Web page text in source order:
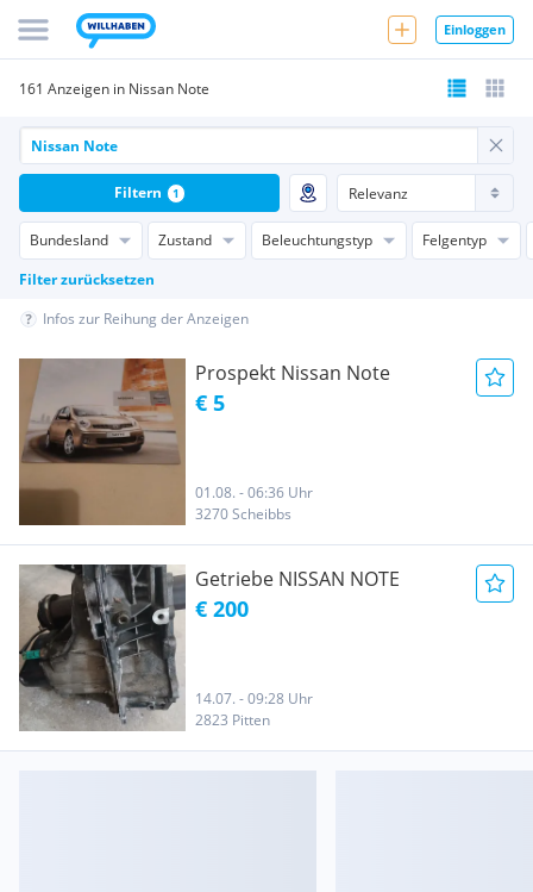
Einloggen
161 Anzeigen in Nissan Note
Bundesland Zustand Beleuchtungstyp
Felgentyp
Filter zurücksetzen
Filtern 1
Infos zur Reihung der Anzeigen
Prospekt Nissan Note
€ 5
01.08. - 06:36 Uhr
3270 Scheibbs
Getriebe NISSAN NOTE
€ 200
14.07. - 09:28 Uhr
2823 Pitten